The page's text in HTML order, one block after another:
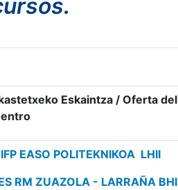
Eskaintza / Oferta del
EASO POLITEKNIKOA LHII
RM ZUAZOLA - LARRAÑA BHI